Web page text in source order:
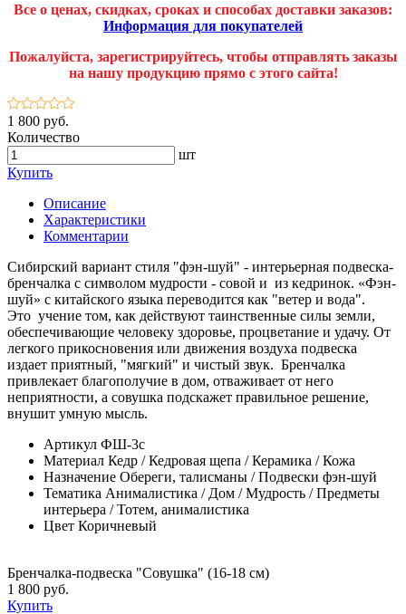
Все о ценах, скидках, сроках и способах доставки заказов:
Информация для покупателей
Пожалуйста, зарегистрируйтесь, чтобы отправлять заказы
на нашу продукцию прямо с этого сайта!
1 800 руб.
Количество
шт
Купить
Описание
Характеристики
Комментарии
Сибирский вариант стиля "фэн-шуй" - интерьерная подвеска-
бренчалка с символом мудрости - совой и из кедринок. «Фэн-
шуй» с китайского языка переводится как "ветер и вода".
Это учение том, как действуют таинственные силы земли,
обеспечивающие человеку здоровье, процветание и удачу. От
легкого прикосновения или движения воздуха подвеска
издает приятный, "мягкий" и чистый звук. Бренчалка
привлекает благополучие в дом, отваживает от него
неприятности, а совушка подскажет правильное решение,
внушит умную мысль.
Артикул ФШ-3с
Материал Кедр / Кедровая щепа / Керамика / Кожа
Назначение Обереги, талисманы / Подвески фэн-шуй
Тематика Анималистика / Дом / Мудрость / Предметы
интерьера / Тотем, анималистика
Цвет Коричневый
Бренчалка-подвеска "Совушка" (16-18 см)
1 800 руб.
Купить